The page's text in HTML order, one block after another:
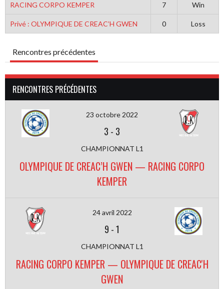
RACING CORPO KEMPER 7 Win
Privé : OLYMPIQUE DE CREAC’H GWEN 0 Loss
Rencontres précédentes
RENCONTRES PRÉCÉDENTES
23 octobre 2022
3 - 3
CHAMPIONNAT L1
OLYMPIQUE DE CREAC’H GWEN — RACING CORPO
KEMPER
24 avril 2022
9 -1
CHAMPIONNAT L1
RACING CORPO KEMPER — OLYMPIQUE DE CREAC'H
GWEN